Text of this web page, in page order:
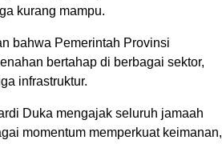
kurang mampu.
bahwa Pemerintah Provinsi
bertahap di berbagai sektor,
infrastruktur.
Duka mengajak seluruh jamaah
momentum memperkuat keimanan,